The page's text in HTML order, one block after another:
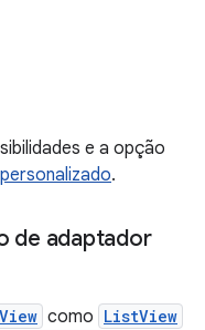
e a opção
.
de adaptador
como ListView